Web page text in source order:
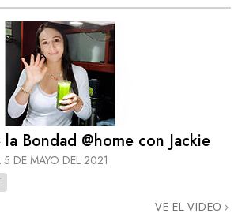
Bondad @home con Jackie
5 DE MAYO DEL 2021
VE EL VIDEO